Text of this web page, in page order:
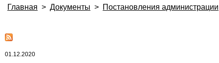
Главная > Документы > Постановления администрации
01.12.2020